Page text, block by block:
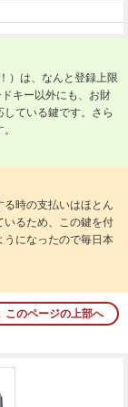
）は、なんと登録上限
キー以外にも、お財
ている鍵です。さら
時の支払いはほとん
いるため、この鍵を付
うになったので毎日本
このページの上部へ